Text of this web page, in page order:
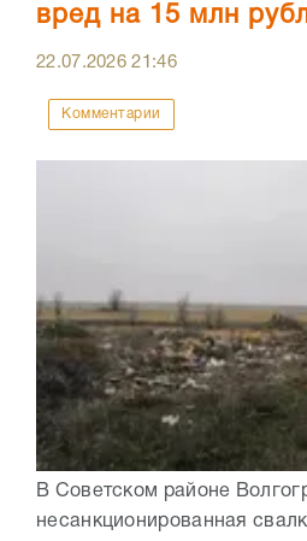
вред на 15 млн
22.07.202621:46
Комментарии
В Советском районе
несанкционированная